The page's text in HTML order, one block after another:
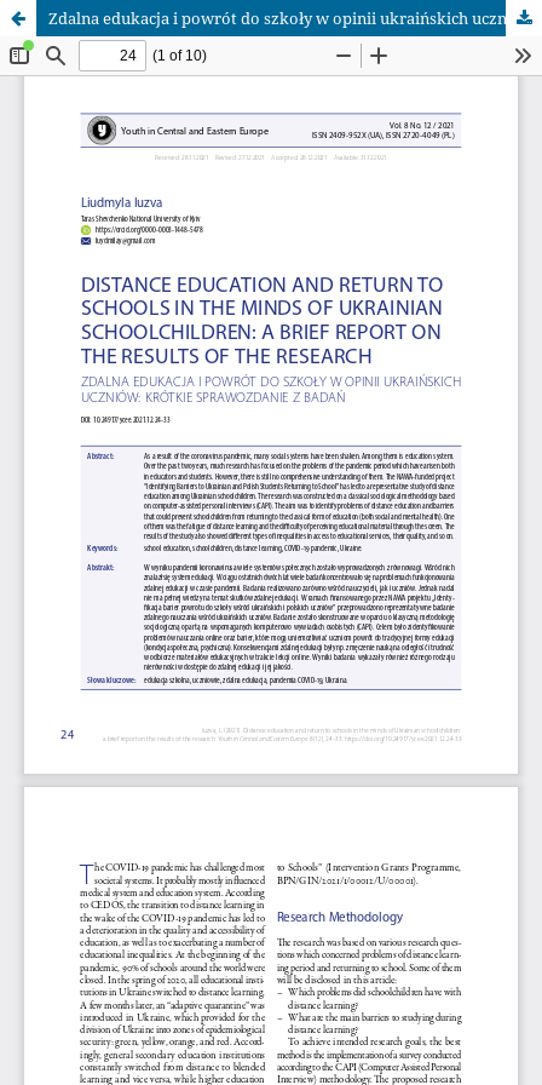
Zdalna edukacja i powrót do szkoły w opinii ukraińskich uczniów: krótkie sprawozdanie z badań